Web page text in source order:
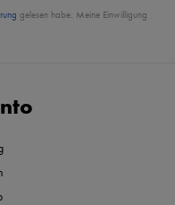
gelesen habe. Meine Einwilligung